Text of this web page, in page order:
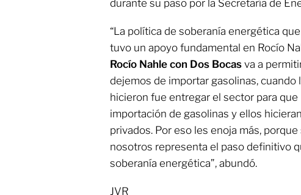
durante su paso por la Secretaría de
“La política de soberanía energética
tuvo un apoyo fundamental en Rocío
Rocío Nahle con Dos Bocas va a
dejemos de importar gasolinas, cuando
hicieron fue entregar el sector para
importación de gasolinas y ellos
privados. Por eso les enoja más,
nosotros representa el paso definitivo
soberanía energética”, abundó.
JVR